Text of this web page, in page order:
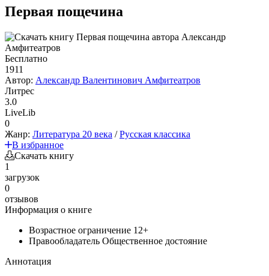
Первая пощечина
Бесплатно
1911
Автор: Александр Валентинович Амфитеатров
Литрес
3.0
LiveLib
0
Жанр: Литература 20 века /Русская классика
В избранное
Скачать книгу
1
загрузок
0
отзывов
Информация о книге
Возрастное ограничение 12+
Правообладатель Общественное достояние
Аннотация